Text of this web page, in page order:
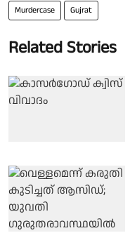
Murdercase Gujrat
Related Stories